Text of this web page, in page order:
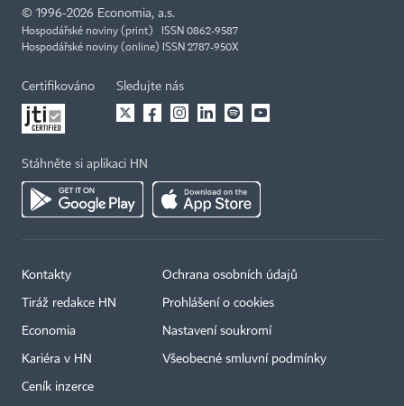
© 1996-2026 Economia, a.s.
Hospodářské noviny (print) ISSN 0862-9587
Hospodářské noviny (online) ISSN 2787-950X
Certifikováno Sledujte nás
Stáhněte si aplikaci HN
Kontakty
Tiráž redakce HN
Economia
Kariéra v HN
Ceník inzerce
Ochrana osobních údajů
Prohlášení o cookies
Nastavení soukromí
Všeobecné smluvní podmínky